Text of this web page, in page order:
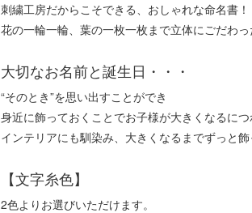
刺繍工房だからこそできる、おしゃれな命名書！
花の一輪一輪、葉の一枚一枚まで立体にごだわっ
大切なお名前と誕生日・・・
“そのとき”を思い出すことができ
身近に飾っておくことでお子様が大きくなるにつ
インテリアにも馴染み、大きくなるまでずっと飾
【文字糸色】
2色よりお選びいただけます。